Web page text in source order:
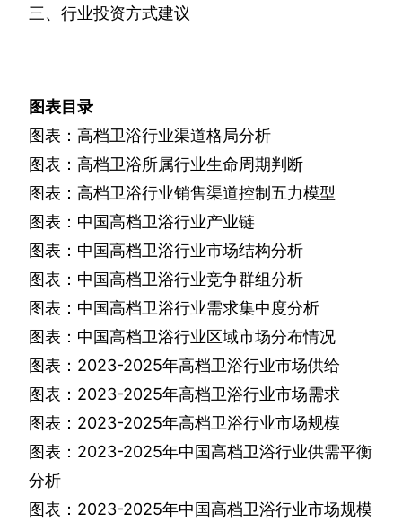
三、行业投资方式建议
图表目录
图表：高档卫浴行业渠道格局分析
图表：高档卫浴所属行业生命周期判断
图表：高档卫浴行业销售渠道控制五力模型
图表：中国高档卫浴行业产业链
图表：中国高档卫浴行业市场结构分析
图表：中国高档卫浴行业竞争群组分析
图表：中国高档卫浴行业需求集中度分析
图表：中国高档卫浴行业区域市场分布情况
图表： 2023-2025年高档卫浴行业市场供给
图表： 2023-2025年高档卫浴行业市场需求
图表： 2023-2025年高档卫浴行业市场规模
图表： 2023-2025年中国高档卫浴行业供需平衡
分析
图表： 2023-2025年中国高档卫浴行业市场规模